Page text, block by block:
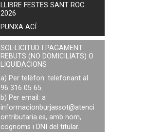
LLIBRE FESTES SANT ROC
2026
PUNXA ACÍ
SOL·LICITUD I PAGAMENT
REBUTS (NO DOMICILIATS) O
LIQUIDACIONS
a) Per telèfon: telefonant al
96 316 05 65.
b) Per email: a
informacionburjassot@atenci
ontributaria.es, amb nom,
cognoms i DNI del titular.